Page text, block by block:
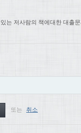
는 저사람의 책에대한 대출
또는 취소